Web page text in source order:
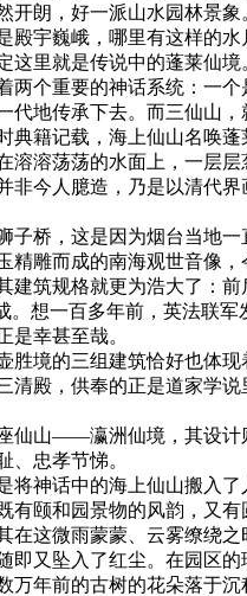
开朗，好一派山水园林景
殿宇巍峨，哪里有这样的水
这里就是传说中的蓬莱仙境
两个重要的神话系统：一
代地传承下去。而三仙山，
典籍记载，海上仙山名唤
溶溶荡荡的水面上，一层
非今人臆造，乃是以清代
子桥，这是因为烟台当地
精雕而成的南海观世音像，
建筑规格就更为浩大了：
。想一百多年前，英法联
是幸甚至哉。
胜境的三组建筑恰好也体
清殿，供奉的正是道家学
仙山——瀛洲仙境，其设计
、忠孝节悌。
将神话中的海上仙山搬入
有颐和园景物的风韵，又
在这微雨蒙蒙、云雾缭绕
即又坠入了红尘。在园区
万年前的古树的花朵落于